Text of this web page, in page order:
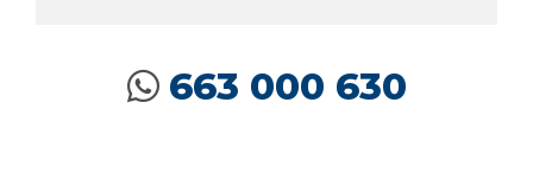
663 000 630